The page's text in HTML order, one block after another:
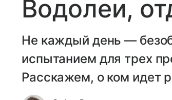
Водолеи,
Не каждый день —
испытанием для трех
Расскажем, о ком идет